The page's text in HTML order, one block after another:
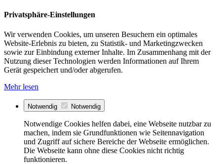
Privatsphäre-Einstellungen
Wir verwenden Cookies, um unseren Besuchern ein optimales
Website-Erlebnis zu bieten, zu Statistik- und Marketingzwecken
sowie zur Einbindung externer Inhalte. Im Zusammenhang mit der
Nutzung dieser Technologien werden Informationen auf Ihrem
Gerät gespeichert und/oder abgerufen.
Mehr lesen
Notwendig Notwendig
Notwendige Cookies helfen dabei, eine Webseite nutzbar zu
machen, indem sie Grundfunktionen wie Seitennavigation
und Zugriff auf sichere Bereiche der Webseite ermöglichen.
Die Webseite kann ohne diese Cookies nicht richtig
funktionieren.